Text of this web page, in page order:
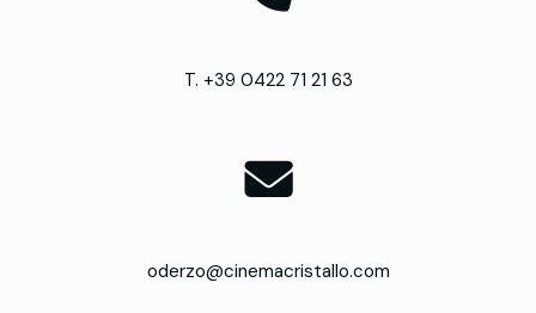
T. +39 0422 71 21 63
oderzo@cinemacristallo.com